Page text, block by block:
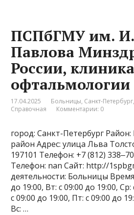
ПСПбГМУ им.
Павлова
России, клиника
офтальмологии
17.04.2025 Больницы, Санкт-Петербург,
Справочная
Комментарии: 0
город: Санкт-Петербург
район Адрес: улица Льва
197101 Телефон: +7 (812)
Телефон: nan Сайт: http://
деятельности: Больницы
до 19:00, Вт: с 09:00 до 19:00,
с 09:00 до 19:00, Пт: с 09:00 до
Вс: …